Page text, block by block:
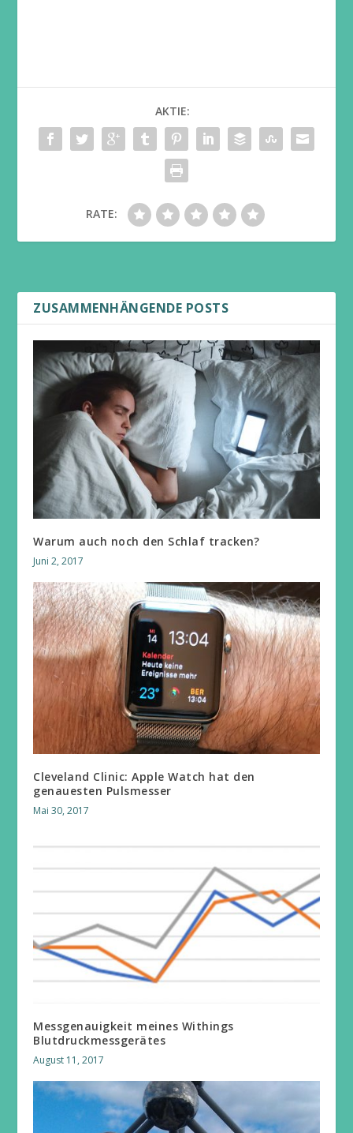
AKTIE:
RATE:
ZUSAMMENHÄNGENDE POSTS
Warum auch noch den Schlaf tracken?
Juni 2, 2017
Cleveland Clinic: Apple Watch hat den
genauesten Pulsmesser
Mai 30, 2017
Messgenauigkeit meines Withings
Blutdruckmessgerätes
August 11, 2017